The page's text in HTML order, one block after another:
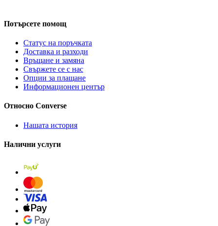
Потърсете помощ
Статус на поръчката
Доставка и разходи
Връщане и замяна
Свържете се с нас
Опции за плащане
Информационен център
Относно Converse
Нашата история
Налични услуги